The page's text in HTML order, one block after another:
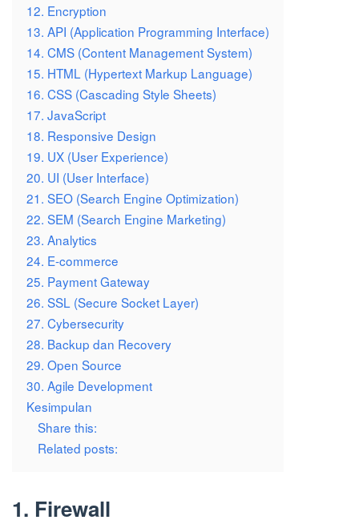
12. Encryption
13. API (Application Programming Interface)
14. CMS (Content Management System)
15. HTML (Hypertext Markup Language)
16. CSS (Cascading Style Sheets)
17. JavaScript
18. Responsive Design
19. UX (User Experience)
20. UI (User Interface)
21. SEO (Search Engine Optimization)
22. SEM (Search Engine Marketing)
23. Analytics
24. E-commerce
25. Payment Gateway
26. SSL (Secure Socket Layer)
27. Cybersecurity
28. Backup dan Recovery
29. Open Source
30. Agile Development
Kesimpulan
Share this:
Related posts:
1. Firewall